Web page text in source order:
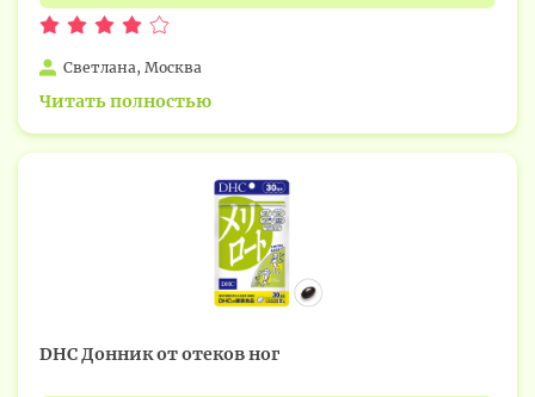
Светлана, Москва
Читать полностью
DHC Донник от отеков ног